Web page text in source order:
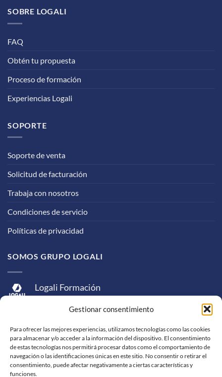
Gestionar consentimiento
Para ofrecer las mejores experiencias, utilizamos tecnologías como las cookies
para almacenar y/o acceder a la información del dispositivo. El consentimiento
de estas tecnologías nos permitirá procesar datos como el comportamiento de
navegación o las identificaciones únicas en este sitio. No consentir o retirar el
consentimiento, puede afectar negativamente a ciertas características y
funciones.
SOBRE LOGALI
FAQ
Obtén tu propuesta
Proceso de formación
Experiencias Logali
SOPORTE
Soporte de venta
Solicitud de facturación
Trabaja con nosotros
Condiciones de servicio
Políticas de privacidad
SOMOS GRUPO LOGALI
Logali Formación
Logali Consultoría
Logali Ingeniería